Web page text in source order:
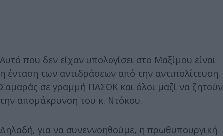
Αυτό που δεν είχαν υπολογίσει στο Μαξίμου είναι
η ένταση των αντιδράσεων από την αντιπολίτευση.
Σαμαράς σε γραμμή ΠΑΣΟΚ και όλοι μαζί να ζητούν
την απομάκρυνση του κ. Ντόκου.
Δηλαδή, για να συνεννοηθούμε, η πρωθυπουργική